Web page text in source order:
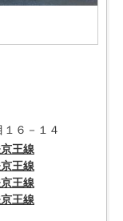
６－１４
王線
王線
王線
王線